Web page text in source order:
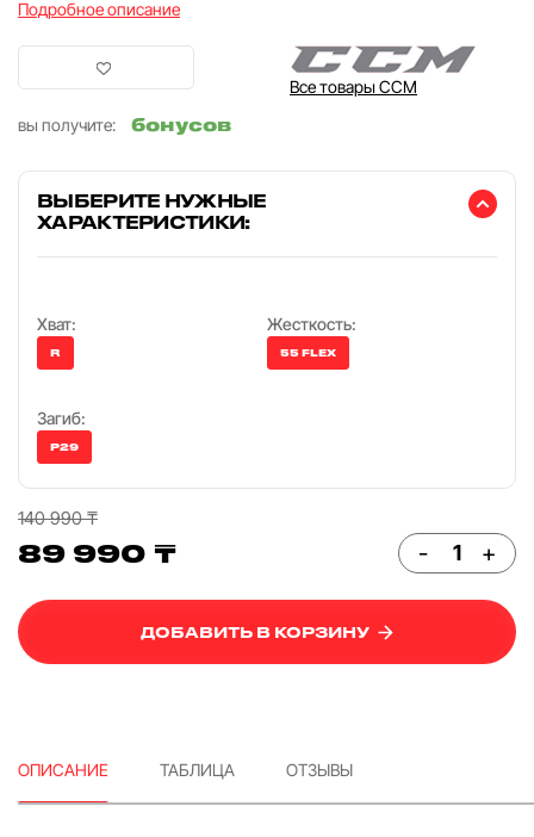
Подробное описание
Все товары CCM
вы получите:
бонусов
ВЫБЕРИТЕ НУЖНЫЕ
ХАРАКТЕРИСТИКИ:
Хват:
R
Жесткость:
55 FLEX
Загиб:
P29
140 990 ₸
89 990 ₸ - +
ДОБАВИТЬ В КОРЗИНУ
ОПИСАНИЕ ТАБЛИЦА ОТЗЫВЫ